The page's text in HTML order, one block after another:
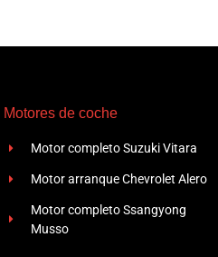
Motores de coche
Motor completo Suzuki Vitara
Motor arranque Chevrolet Alero
Motor completo Ssangyong
Musso